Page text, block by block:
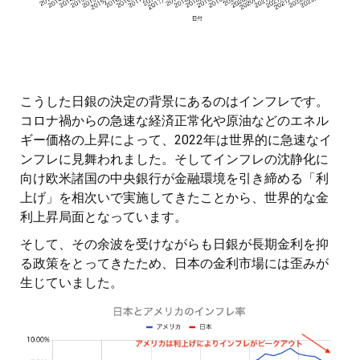
こうした日銀の決定の背景にあるのはインフレです。
コロナ禍からの急速な経済正常化や原油などのエネル
ギー価格の上昇によって、2022年は世界的に急速なイ
ンフレに見舞われました。そしてインフレの沈静化に
向け欧米諸国の中央銀行が金融環境を引き締める「利
上げ」を相次いで実施してきたことから、世界的な金
利上昇局面となっています。
そして、その余波を受けながらも日銀が長期金利を抑
る政策をとってきたため、日本の金利市場には歪みが
生じていました。